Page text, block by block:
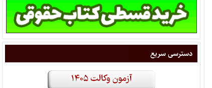
دسترسی سریع